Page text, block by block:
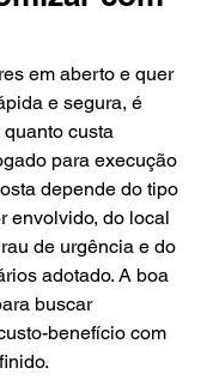
em aberto e quer
e segura, é
quanto custa
para execução
depende do tipo
envolvido, do local
de urgência e do
adotado. A boa
buscar
benefício com